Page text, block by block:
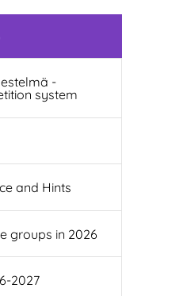
-
system
and Hints
groups in 2026
2027